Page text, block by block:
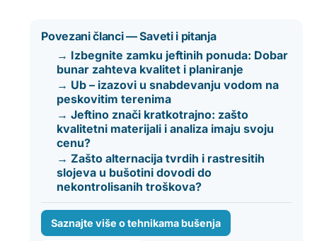
Povezani članci — Saveti i pitanja
→ Izbegnite zamku jeftinih ponuda: Dobar
bunar zahteva kvalitet i planiranje
→ Ub – izazovi u snabdevanju vodom na
peskovitim terenima
→ Jeftino znači kratkotrajno: zašto
kvalitetni materijali i analiza imaju svoju
cenu?
→ Zašto alternacija tvrdih i rastresitih
slojeva u bušotini dovodi do
nekontrolisanih troškova?
Saznajte više o tehnikama bušenja